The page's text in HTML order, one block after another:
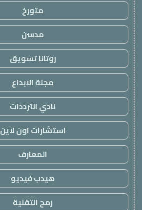
متورخ
مدسن
روتانا تسويق
مجلة الابداع
نادي الترددات
استشارات اون لاين
المعارف
هيدب فيديو
رمح التقنية